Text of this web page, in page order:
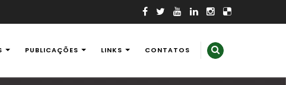
PUBLICAÇÕES LINKS CONTATOS